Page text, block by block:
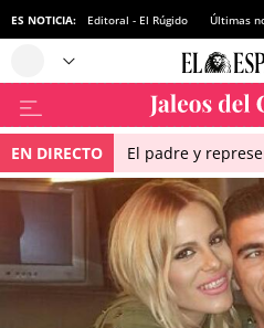
ES NOTICIA: Editoral - El Rúgido Últimas
EN DIRECTO El padre y